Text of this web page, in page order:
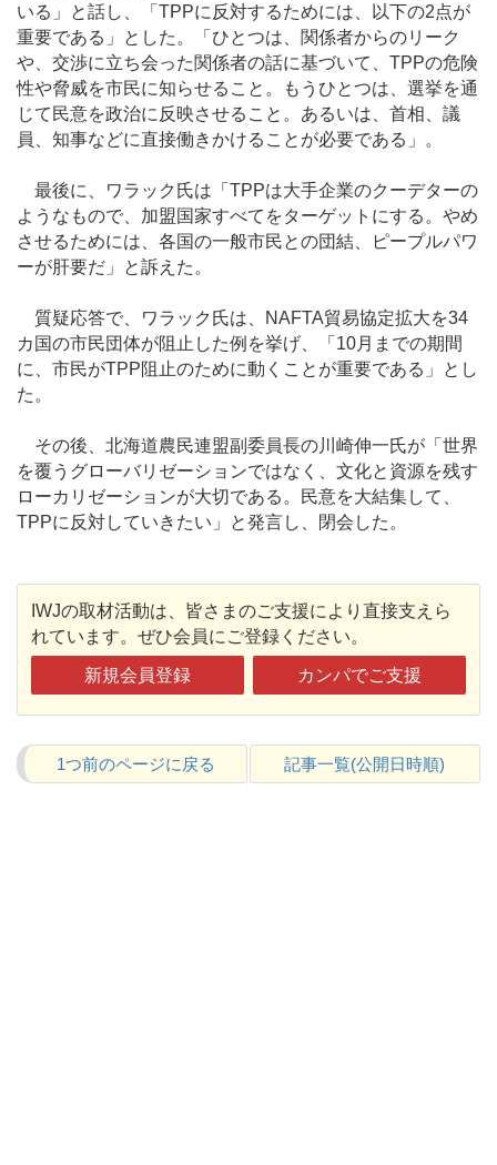
いる」と話し、「TPPに反対するためには、以下の2点が
重要である」とした。「ひとつは、関係者からのリーク
や、交渉に立ち会った関係者の話に基づいて、TPPの危険
性や脅威を市民に知らせること。もうひとつは、選挙を通
じて民意を政治に反映させること。あるいは、首相、議
員、知事などに直接働きかけることが必要である」。
最後に、ワラック氏は「TPPは大手企業のクーデターの
ようなもので、加盟国家すべてをターゲットにする。やめ
させるためには、各国の一般市民との団結、ピープルパワ
ーが肝要だ」と訴えた。
質疑応答で、ワラック氏は、NAFTA貿易協定拡大を34
カ国の市民団体が阻止した例を挙げ、「10月までの期間
に、市民がTPP阻止のために動くことが重要である」とし
た。
その後、北海道農民連盟副委員長の川崎伸一氏が「世界
を覆うグローバリゼーションではなく、文化と資源を残す
ローカリゼーションが大切である。民意を大結集して、
TPPに反対していきたい」と発言し、閉会した。
IWJの取材活動は、皆さまのご支援により直接支えら
れています。ぜひ会員にご登録ください。
新規会員登録 カンパでご支援
1つ前のページに戻る 記事一覧(公開日時順)